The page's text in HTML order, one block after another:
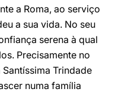
a Roma, ao serviço
a sua vida. No seu
serena à qual
Precisamente no
Trindade
numa família